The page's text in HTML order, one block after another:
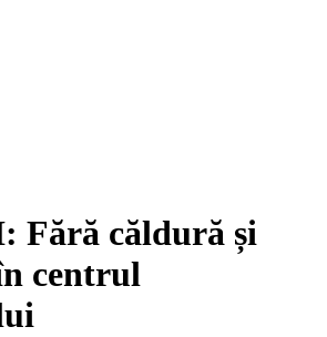
Fără căldură și
centrul